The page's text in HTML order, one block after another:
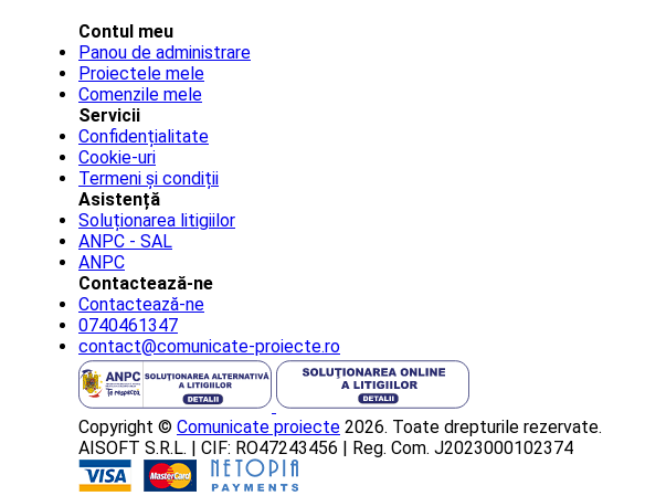
Contul meu
Panou de administrare
Proiectele mele
Comenzile mele
Servicii
Confidențialitate
Cookie-uri
Termeni și condiții
Asistență
Soluționarea litigiilor
ANPC - SAL
ANPC
Contactează-ne
Contactează-ne
0740461347
contact@comunicate-proiecte.ro
Copyright © Comunicate proiecte 2026. Toate drepturile rezervate.
AISOFT S.R.L. | CIF: RO47243456 | Reg. Com. J2023000102374